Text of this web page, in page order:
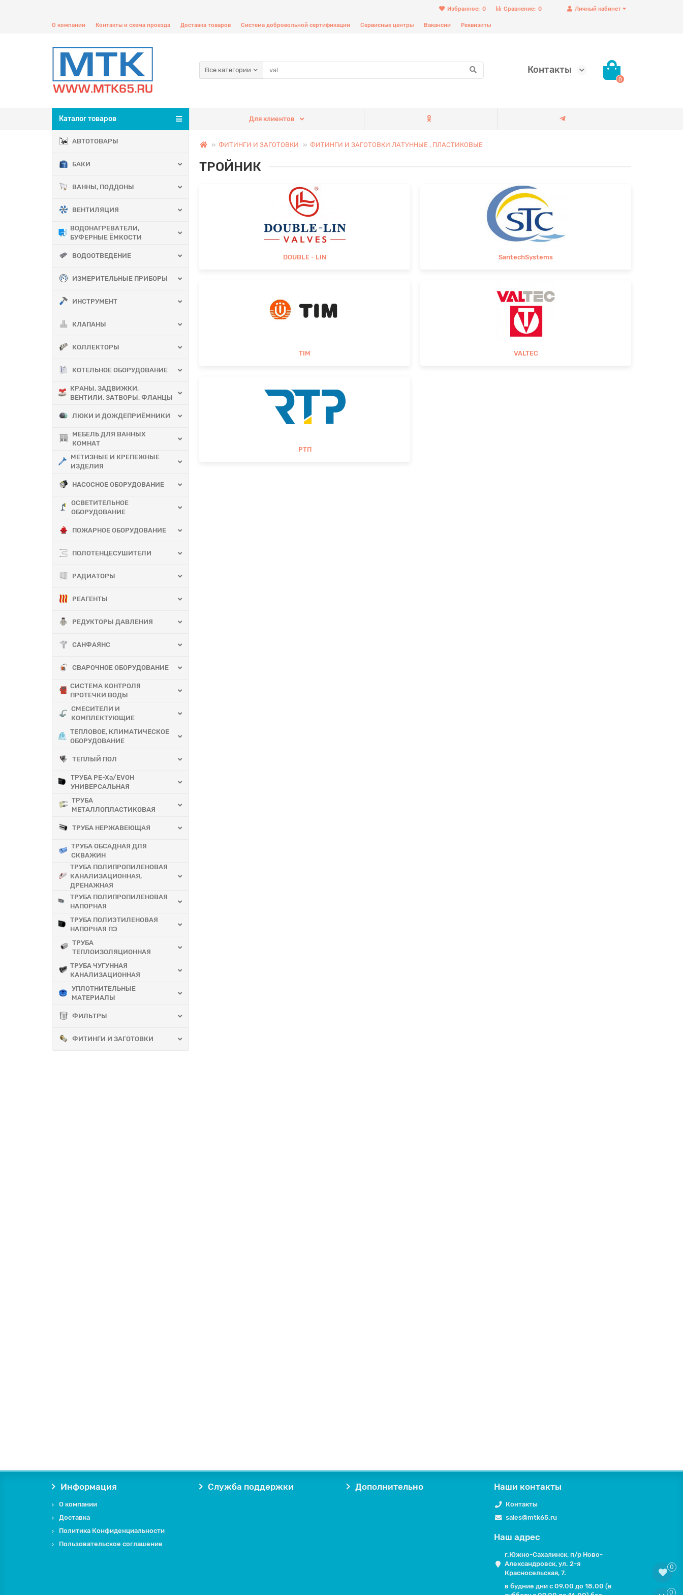
Личный кабинет
Сравнение: 0
Избранное: 0
О компании Контакты и схема проезда Доставка товаров Система добровольной сертификации Сервисные центры Вакансии Реквизиты
Все категории Контакты
0
Каталог товаров
АВТОТОВАРЫ
БАКИ
ВАННЫ, ПОДДОНЫ
ВЕНТИЛЯЦИЯ
ВОДОНАГРЕВАТЕЛИ,
БУФЕРНЫЕ ЁМКОСТИ
ВОДООТВЕДЕНИЕ
ИЗМЕРИТЕЛЬНЫЕ ПРИБОРЫ
ИНСТРУМЕНТ
КЛАПАНЫ
КОЛЛЕКТОРЫ
КОТЕЛЬНОЕ ОБОРУДОВАНИЕ
КРАНЫ, ЗАДВИЖКИ,
ВЕНТИЛИ, ЗАТВОРЫ, ФЛАНЦЫ
ЛЮКИ И ДОЖДЕПРИЁМНИКИ
МЕБЕЛЬ ДЛЯ ВАННЫХ
КОМНАТ
МЕТИЗНЫЕ И КРЕПЕЖНЫЕ
ИЗДЕЛИЯ
НАСОСНОЕ ОБОРУДОВАНИЕ
ОСВЕТИТЕЛЬНОЕ
ОБОРУДОВАНИЕ
ПОЖАРНОЕ ОБОРУДОВАНИЕ
ПОЛОТЕНЦЕСУШИТЕЛИ
РАДИАТОРЫ
РЕАГЕНТЫ
РЕДУКТОРЫ ДАВЛЕНИЯ
САНФАЯНС
СВАРОЧНОЕ ОБОРУДОВАНИЕ
СИСТЕМА КОНТРОЛЯ
ПРОТЕЧКИ ВОДЫ
СМЕСИТЕЛИ И
КОМПЛЕКТУЮЩИЕ
ТЕПЛОВОЕ, КЛИМАТИЧЕСКОЕ
ОБОРУДОВАНИЕ
ТЕПЛЫЙ ПОЛ
ТРУБА PE-Xa/EVOH
УНИВЕРСАЛЬНАЯ
ТРУБА
МЕТАЛЛОПЛАСТИКОВАЯ
ТРУБА НЕРЖАВЕЮЩАЯ
ТРУБА ОБСАДНАЯ ДЛЯ
СКВАЖИН
ТРУБА ПОЛИПРОПИЛЕНОВАЯ
КАНАЛИЗАЦИОННАЯ,
ДРЕНАЖНАЯ
ТРУБА ПОЛИПРОПИЛЕНОВАЯ
НАПОРНАЯ
ТРУБА ПОЛИЭТИЛЕНОВАЯ
НАПОРНАЯ ПЭ
ТРУБА
ТЕПЛОИЗОЛЯЦИОННАЯ
ТРУБА ЧУГУННАЯ
КАНАЛИЗАЦИОННАЯ
УПЛОТНИТЕЛЬНЫЕ
МАТЕРИАЛЫ
ФИЛЬТРЫ
ФИТИНГИ И ЗАГОТОВКИ
Для клиентов
ФИТИНГИ И ЗАГОТОВКИ ФИТИНГИ И ЗАГОТОВКИ ЛАТУННЫЕ , ПЛАСТИКОВЫЕ
ТРОЙНИК
DOUBLE - LIN SantechSystems
TIM VALTEC
РТП
Информация
О компании
Доставка
Политика Конфиденциальности
Пользовательское соглашение
Служба поддержки Дополнительно Наши контакты
Контакты
sales@mtk65.ru
Наш адрес
г.Южно-Сахалинск, п/р Ново-
Александровск, ул. 2-я
Красносельская, 7.
в будние дни с 09.00 до 18.00 (в
0
0